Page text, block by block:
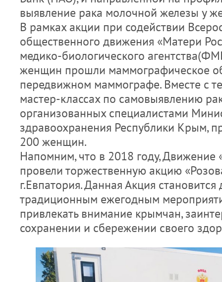
выявление рака молочной железы у
В рамках акции при содействии
общественного движения «Матери
медико-биологического
женщин прошли маммографическое
передвижном маммографе. Вместе с
мастер-классах по самовыявлению
организованных специалистами
здравоохранения Республики Крым,
200 женщин.
Напомним, что в 2018 году, Движение
провели торжественную акцию
г.Евпатория. Данная Акция
традиционным ежегодным
привлекать внимание крымчан,
сохранении и сбережении своего